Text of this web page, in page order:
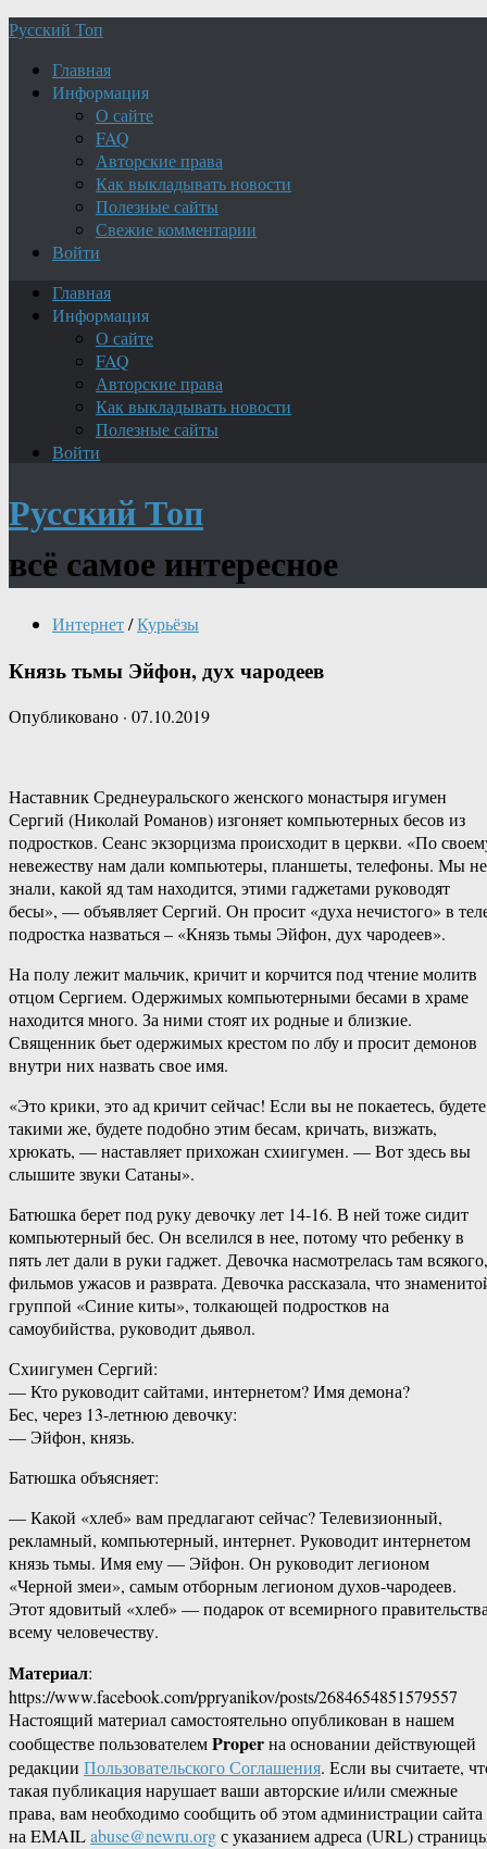
Русский Топ
Главная
Информация
О сайте
FAQ
Авторские права
Как выкладывать новости
Полезные сайты
Свежие комментарии
Войти
Главная
Информация
О сайте
FAQ
Авторские права
Как выкладывать новости
Полезные сайты
Войти
Русский Топ
всё самое интересное
Интернет/Курьёзы
Князь тьмы Эйфон, дух чародеев
Опубликовано · 07.10.2019
Наставник Среднеуральского женского монастыря игумен
Сергий (Николай Романов) изгоняет компьютерных бесов из
подростков. Сеанс экзорцизма происходит в церкви. «По
невежеству нам дали компьютеры, планшеты, телефоны. Мы не
знали, какой яд там находится, этими гаджетами руководят
бесы», — объявляет Сергий. Он просит «духа нечистого» в
подростка назваться – «Князь тьмы Эйфон, дух чародеев».
На полу лежит мальчик, кричит и корчится под чтение молитв
отцом Сергием. Одержимых компьютерными бесами в храме
находится много. За ними стоят их родные и близкие.
Священник бьет одержимых крестом по лбу и просит демонов
внутри них назвать свое имя.
«Это крики, это ад кричит сейчас! Если вы не покаетесь, будете
такими же, будете подобно этим бесам, кричать, визжать,
хрюкать, — наставляет прихожан схиигумен. — Вот здесь вы
слышите звуки Сатаны».
Батюшка берет под руку девочку лет 14-16. В ней тоже сидит
компьютерный бес. Он вселился в нее, потому что ребенку в
пять лет дали в руки гаджет. Девочка насмотрелась там всякого,
фильмов ужасов и разврата. Девочка рассказала, что
группой «Синие киты», толкающей подростков на
самоубийства, руководит дьявол.
Схиигумен Сергий:
— Кто руководит сайтами, интернетом? Имя демона?
Бес, через 13-летнюю девочку:
— Эйфон, князь.
Батюшка объясняет:
— Какой «хлеб» вам предлагают сейчас? Телевизионный,
рекламный, компьютерный, интернет. Руководит интернетом
князь тьмы. Имя ему — Эйфон. Он руководит легионом
«Черной змеи», самым отборным легионом духов-чародеев.
Этот ядовитый «хлеб» — подарок от всемирного
всему человечеству.
Материал:
https://www.facebook.com/ppryanikov/posts/2684654851579557
Настоящий материал самостоятельно опубликован в нашем
сообществе пользователемProperна основании действующей
редакции Пользовательского Соглашения. Если вы считаете,
такая публикация нарушает ваши авторские и/или смежные
права, вам необходимо сообщить об этом администрации сайта
на EMAILabuse@newru.orgс указанием адреса (URL)